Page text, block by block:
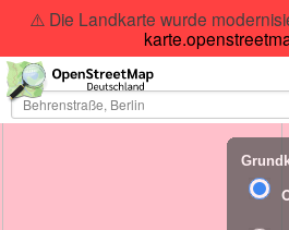
⚠️ Die Landkarte wurde